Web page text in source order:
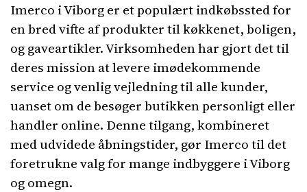
Imerco i Viborg er et populært indkøbssted for
en bred vifte af produkter til køkkenet, boligen,
og gaveartikler. Virksomheden har gjort det til
deres mission at levere imødekommende
service og venlig vejledning til alle kunder,
uanset om de besøger butikken personligt eller
handler online. Denne tilgang, kombineret
med udvidede åbningstider, gør Imerco til det
foretrukne valg for mange indbyggere i Viborg
og omegn.